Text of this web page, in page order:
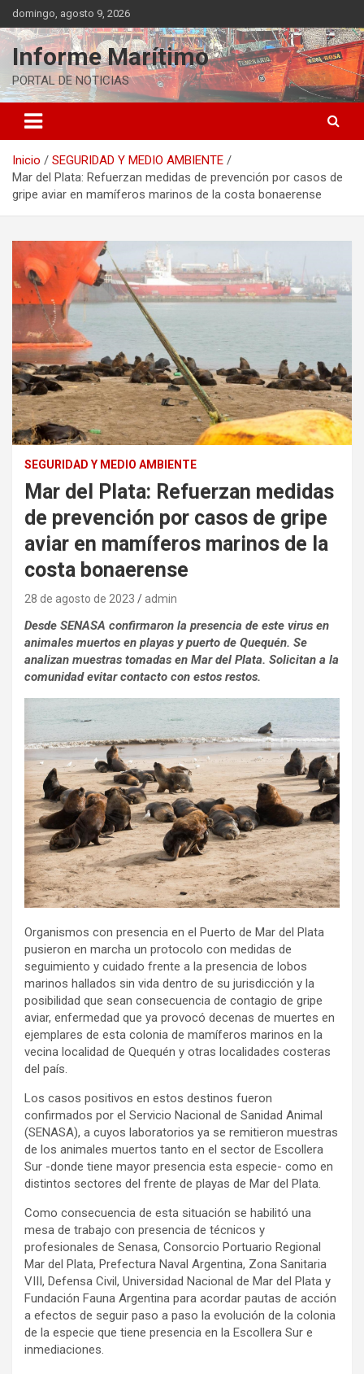
Saltar
al
contenido
domingo, agosto 9, 2026
Informe Marítimo
PORTAL DE NOTICIAS
Inicio
SEGURIDAD Y MEDIO AMBIENTE
Mar del Plata: Refuerzan medidas de prevención por casos de
gripe aviar en mamíferos marinos de la costa bonaerense
SEGURIDAD Y MEDIO AMBIENTE
Mar del Plata: Refuerzan medidas
de prevención por casos de gripe
aviar en mamíferos marinos de la
costa bonaerense
28 de agosto de 2023 admin
Desde SENASA confirmaron la presencia de este virus en
animales muertos en playas y puerto de Quequén. Se
analizan muestras tomadas en Mar del Plata. Solicitan a la
comunidad evitar contacto con estos restos.
Organismos con presencia en el Puerto de Mar del Plata
pusieron en marcha un protocolo con medidas de
seguimiento y cuidado frente a la presencia de lobos
marinos hallados sin vida dentro de su jurisdicción y la
posibilidad que sean consecuencia de contagio de gripe
aviar, enfermedad que ya provocó decenas de muertes en
ejemplares de esta colonia de mamíferos marinos en la
vecina localidad de Quequén y otras localidades costeras
del país.
Los casos positivos en estos destinos fueron
confirmados por el Servicio Nacional de Sanidad Animal
(SENASA), a cuyos laboratorios ya se remitieron muestras
de los animales muertos tanto en el sector de Escollera
Sur -donde tiene mayor presencia esta especie- como en
distintos sectores del frente de playas de Mar del Plata.
Como consecuencia de esta situación se habilitó una
mesa de trabajo con presencia de técnicos y
profesionales de Senasa, Consorcio Portuario Regional
Mar del Plata, Prefectura Naval Argentina, Zona Sanitaria
VIII, Defensa Civil, Universidad Nacional de Mar del Plata y
Fundación Fauna Argentina para acordar pautas de acción
a efectos de seguir paso a paso la evolución de la colonia
de la especie que tiene presencia en la Escollera Sur e
inmediaciones.